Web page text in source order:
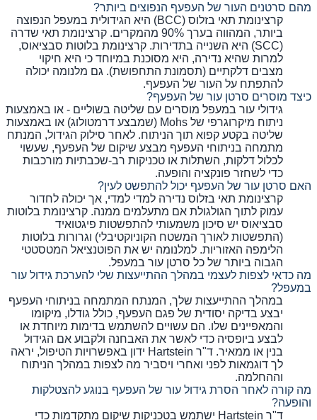
מהם סרטנים העור של העפעף הנפוצים ביותר?
קרצינומת תאי בזלוס (BCC) היא הגידולית במעפל הנפוצה
ביותר, המהווה בערך 90% מהמקרים. קרצינומת תאי שדרה
(SCC) היא השנייה בתדירות. קרצינומת בלוטות סבציאוס,
למרות שהיא נדירה, היא מסוכנת במיוחד כי היא חיקוי
מצבים דלקתיים (תסמונת התחפושת). גם מלנומה יכולה
להתפתח על העור של העפעף.
כיצד מוסרים סרטן עור של העפעף?
גידולי עור במעפל מוסרים עם שליטה בשוליים - או באמצעות
ניתוח מיקרוגרפי של Mohs (שמבצע דרמטולוג) או באמצעות
שליטה בקטע קפוא תוך הניתוח. לאחר סילוק הגידול, המנתח
מתמחה בניתוחי העפעף מבצע שיקום של העפעף, שעשוי
לכלול דלקות, השתלות או טכניקות רב-שכבתיות מורכבות
כדי לשחזר פונקציה והופעה.
האם סרטן עור של העפעף יכול להתפשט לעין?
קרצינומת תאי בזלוס נדירה למדי למדי, אך יכולה לחדור
עמוק לתוך הגולגולת אם מתעלמים ממנה. קרצינומת בלוטות
סבציאוס יש סיכון משמעותי להתפשטות פיגטואיד
(התפשטות לאורך המשטח הקוניוקטיבלי) וגרורות בלוטות
הלימפה האזוריות. למלנומה יש את הפוטנציאל המטסטטי
הגבוה ביותר של כל סרטן עור במעפל.
מה כדאי לצפות לעצמי במהלך ההתייעצות שלי להערכת גידול עור
במעפל?
במהלך ההתייעצות שלך, המנתח המתמחה בניתוחי העפעף
יבצע בדיקה יסודית של פגם העפעף, כולל גודלו, מיקומו
והמאפיינים שלו. הם עשויים להשתמש בדימות מיוחדת או
לבצע ביופסיה כדי לאשר את האבחנה ולקבוע אם הגידול
בנין או ממאיר. ד"ר Hartstein ידון באפשרויות הטיפול, יראה
לך דוגמאות לפני ואחרי ויסביר מה לצפות במהלך הניתוח
וההחלמה.
מה קורה לאחר הסרת גידול עור של העפעף בנוגע להצטלקות
והופעה?
ד"ר Hartstein ישתמש בטכניקות שיקום מתקדמות כדי